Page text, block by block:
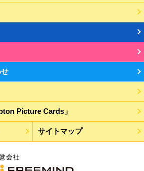
Picture Cards」
サイトマップ